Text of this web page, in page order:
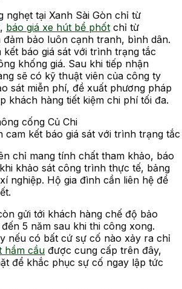
nghẹt tại Xanh Sài Gòn chỉ từ
báo giá xe hút bể phốt chỉ từ
đảm bảo luôn cạnh tranh, bình dân.
kết báo giá sát với trình trạng tắc
khống giá. Sau khi tiếp nhận
sẽ có kỹ thuật viên của công ty
sát miễn phí, đề xuất phương pháp
khách hàng tiết kiệm chi phí tối đa.
cam kết báo giá sát với trình trạng
chỉ mang tính chất tham khảo, báo
khảo sát công trình thực tế, bảng
nghiệp. Hộ gia đình cần liên hệ để
gửi tới khách hàng chế độ bảo
5 năm sau khi thi công xong.
nếu có bất cứ sự cố nào xảy ra chỉ
hầm cầu được cung cấp trên đây,
để khắc phục sự cố ngay lập tức